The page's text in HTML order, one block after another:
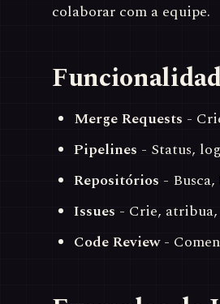
colaborar com a equipe.
Merge Requests -
Pipelines - Status,
Repositórios -
Issues - Crie, atribua,
Code Review-